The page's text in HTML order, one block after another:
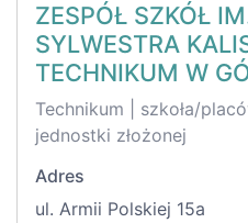
ZESPÓŁ SZKÓŁ
SYLWESTRA
TECHNIKUM W
Technikum | szkoła/
jednostki złożonej
Adres
ul. Armii Polskiej 15a